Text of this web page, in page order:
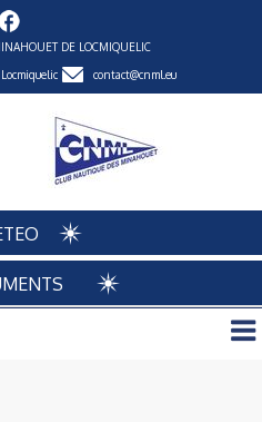
DE LOCMIQUELIC
contact@cnml.eu